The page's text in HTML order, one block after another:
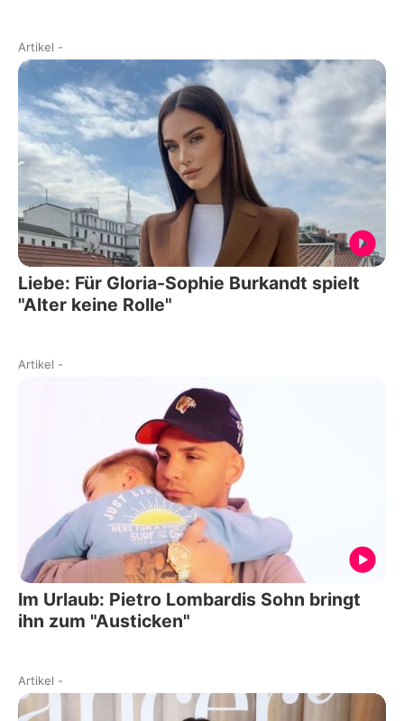
Artikel -
Liebe: Für Gloria-Sophie Burkandt spielt
"Alter keine Rolle"
Artikel -
Im Urlaub: Pietro Lombardis Sohn bringt
ihn zum "Austicken"
Artikel -